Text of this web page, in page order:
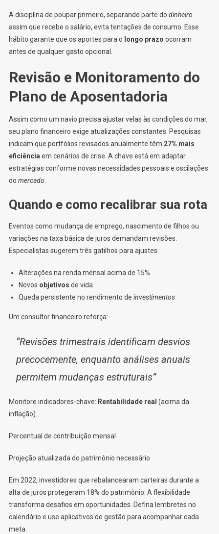
A disciplina de poupar primeiro, separando parte do dinheiro
assim que recebe o salário, evita tentações de consumo. Esse
hábito garante que os aportes para o longo prazo ocorram
antes de qualquer gasto opcional.
Revisão e Monitoramento do
Plano de Aposentadoria
Assim como um navio precisa ajustar velas às condições do mar,
seu plano financeiro exige atualizações constantes. Pesquisas
indicam que portfólios revisados anualmente têm 27% mais
eficiência em cenários de crise. A chave está em adaptar
estratégias conforme novas necessidades pessoais e oscilações
do mercado.
Quando e como recalibrar sua rota
Eventos como mudança de emprego, nascimento de filhos ou
variações na taxa básica de juros demandam revisões.
Especialistas sugerem três gatilhos para ajustes:
Alterações na renda mensal acima de 15%
Novos objetivos de vida
Queda persistente no rendimento de investimentos
Um consultor financeiro reforça:
“Revisões trimestrais identificam desvios
precocemente, enquanto análises anuais
permitem mudanças estruturais”
Monitore indicadores-chave: Rentabilidade real (acima da
inflação)
Percentual de contribuição mensal
Projeção atualizada do patrimônio necessário
Em 2022, investidores que rebalancearam carteiras durante a
alta de juros protegeram 18% do patrimônio. A flexibilidade
transforma desafios em oportunidades. Defina lembretes no
calendário e use aplicativos de gestão para acompanhar cada
meta.